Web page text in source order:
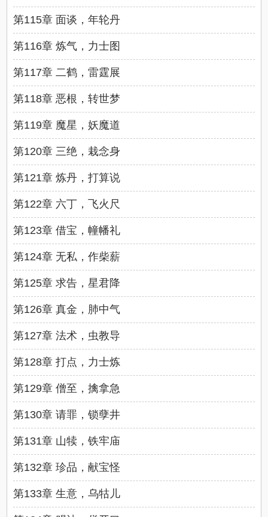
第115章 面谈，年轮丹
第116章 炼气，力士图
第117章 二鹤，雷霆展
第118章 恶根，转世梦
第119章 魔星，妖魔道
第120章 三绝，栽念身
第121章 炼丹，打算说
第122章 六丁，飞火尺
第123章 借宝，幢幡礼
第124章 无私，作柴薪
第125章 求告，星君降
第126章 真金，肺中气
第127章 法术，虫教导
第128章 打点，力士炼
第129章 僧至，擒拿急
第130章 请罪，锁孽井
第131章 山犊，铁牢庙
第132章 珍品，献宝怪
第133章 生意，乌牯儿